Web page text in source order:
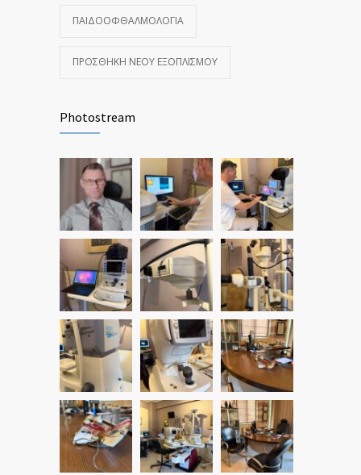
ΠΑΙΔΟΟΦΘΑΛΜΟΛΟΓΊΑ
ΠΡΟΣΘΉΚΗ ΝΈΟΥ ΕΞΟΠΛΙΣΜΟΎ
Photostream